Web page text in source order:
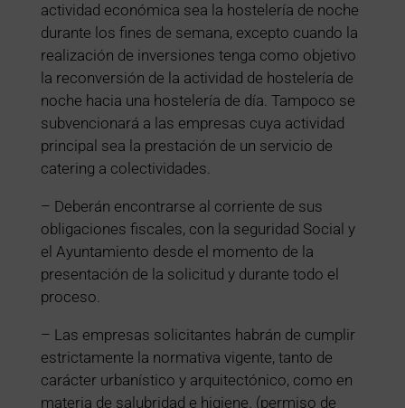
actividad económica sea la hostelería de noche
durante los fines de semana, excepto cuando la
realización de inversiones tenga como objetivo
la reconversión de la actividad de hostelería de
noche hacia una hostelería de día. Tampoco se
subvencionará a las empresas cuya actividad
principal sea la prestación de un servicio de
catering a colectividades.
– Deberán encontrarse al corriente de sus
obligaciones fiscales, con la seguridad Social y
el Ayuntamiento desde el momento de la
presentación de la solicitud y durante todo el
proceso.
– Las empresas solicitantes habrán de cumplir
estrictamente la normativa vigente, tanto de
carácter urbanístico y arquitectónico, como en
materia de salubridad e higiene. (permiso de